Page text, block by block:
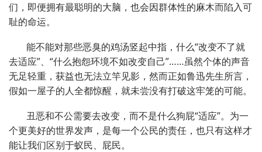
们，即便拥有最聪明的大脑，也会因群体性的麻木而陷入可
耻的命运。
能不能对那些恶臭的鸡汤竖起中指，什么“改变不了就
去适应”、“什么抱怨环境不如改变自己”……虽然个体的声音
无足轻重，获益也无法立竿见影，然而正如鲁迅先生所言，
假如一屋子的人全都惊醒，就未尝没有打破这牢笼的可能。
丑恶和不公需要去改变，而不是什么狗屁“适应”。为一
个更美好的世界发声，是每一个公民的责任，也只有这样才
能让我们区别于蚁民、屁民。